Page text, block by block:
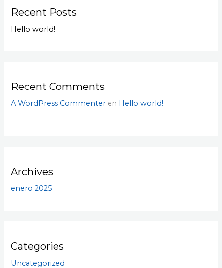
Recent Posts
Hello world!
Recent Comments
A WordPress Commenter en Hello world!
Archives
enero 2025
Categories
Uncategorized